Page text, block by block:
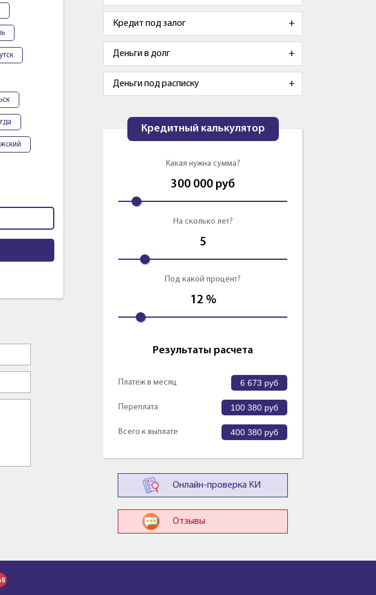
Кредит под залог
Деньги в долг
Деньги под расписку
Кредитный калькулятор
Какая нужна сумма?
300 000 руб
На сколько лет?
5
Под какой процент?
12 %
Результаты расчета
Платеж в месяц 6 673 руб
Переплата 100 380 руб
Всего к выплате 400 380 руб
Онлайн-проверка КИ
Отзывы